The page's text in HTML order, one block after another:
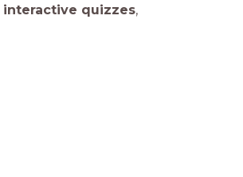
interactive quizzes,